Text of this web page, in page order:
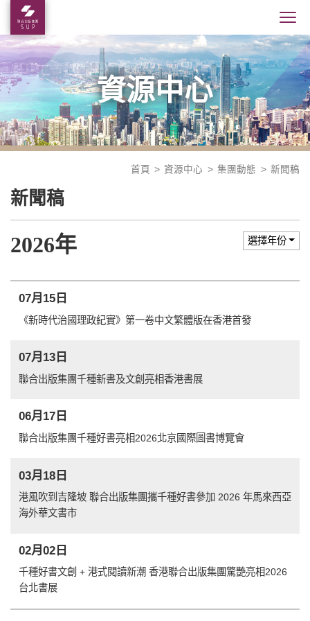
資源中心
首頁 資源中心 集團動態 新聞稿
新聞稿
2026年 選擇年份
07月15日
《新時代治國理政紀實》第一卷中文繁體版在香港首發
07月13日
聯合出版集團千種新書及文創亮相香港書展
06月17日
聯合出版集團千種好書亮相2026北京國際圖書博覽會
03月18日
港風吹到吉隆坡 聯合出版集團攜千種好書參加 2026 年馬來西亞
海外華文書市
02月02日
千種好書文創 + 港式閱讀新潮 香港聯合出版集團驚艷亮相2026
台北書展